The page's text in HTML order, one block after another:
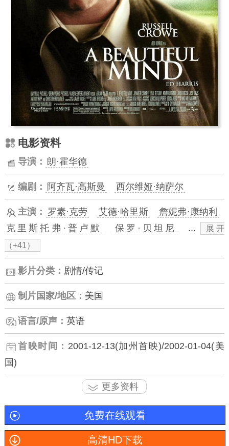
电影资料
导演： 朗·霍华德
编剧： 阿齐瓦·高斯曼 西尔维娅·纳萨尔
主演： 罗素·克劳 艾德·哈里斯
詹妮弗·康纳利
克里斯托弗·普卢默
保罗·贝坦尼 ...
展开
（+41）
影片分类： 剧情/传记
制片国家/地区： 美国
语言/原声： 英语
首映时间： 2001-12-13(加州首映)/2002-01-04(美
国)
更多资料
免费在线观看
高清HD下载